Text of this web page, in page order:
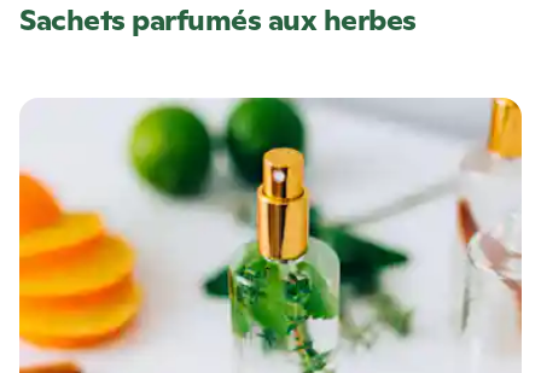
Sachets parfumés aux herbes